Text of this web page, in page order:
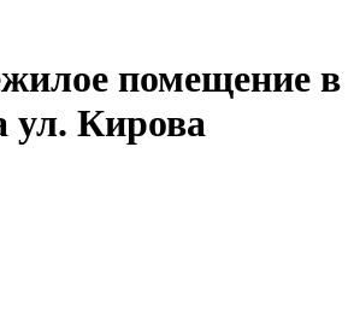
помещение в
ул. Кирова